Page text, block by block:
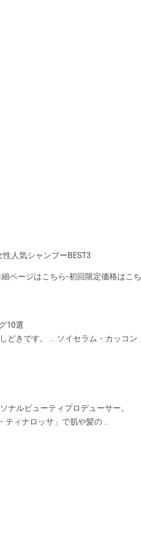
人気シャンプーBEST3
ページはこちら-初回限定価格はこち
10選
どきです。 … ソイセラム・カッコン
ナルビューティプロデューサー。
ティナロッサ」で肌や髪の …